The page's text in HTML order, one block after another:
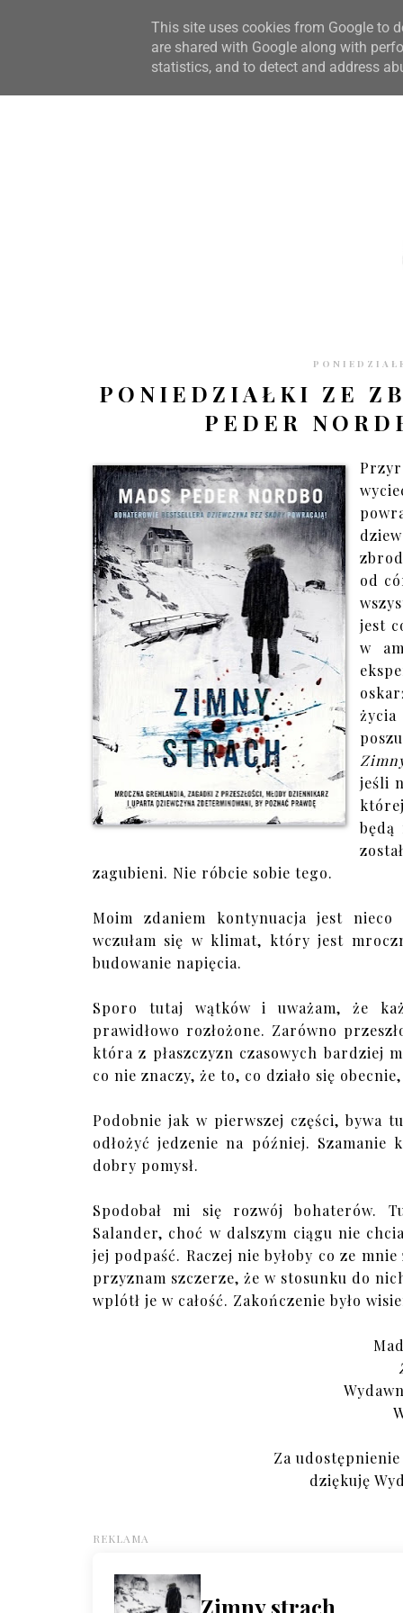
STRONA GŁÓWNA WSPÓŁPRACA RECENZJE O
PONIEDZIAŁKI ZE
PEDER
od
jest
w
jeśli
będą
zagubieni. Nie róbcie sobie tego.
Moim zdaniem kontynuacja jest
wczułam się w klimat, który jest
budowanie napięcia.
Sporo tutaj wątków i uważam, że
prawidłowo rozłożone. Zarówno
która z płaszczyzn czasowych bardziej
co nie znaczy, że to, co działo się
Podobnie jak w pierwszej części, bywa
odłożyć jedzenie na później.
dobry pomysł.
Spodobał mi się rozwój bohaterów.
Salander, choć w dalszym ciągu nie
jej podpaść. Raczej nie byłoby co ze
przyznam szczerze, że w stosunku do
wplótł je w całość. Zakończenie było
Za
dziękuję
This site uses cookies from Google to
are shared with Google along with
statistics, and to detect and address